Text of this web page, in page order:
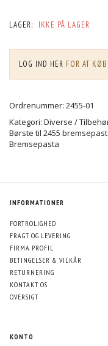
LAGER: IKKE PÅ LAGER
LOG IND HER FOR AT
Ordrenummer: 2455-01
Kategori: Diverse /
Børste til 2455
Bremsepasta
INFORMATIONER
FORTROLIGHED
FRAGT OG LEVERING
FIRMA PROFIL
BETINGELSER & VILKÅR
RETURNERING
KONTAKT OS
OVERSIGT
KONTO